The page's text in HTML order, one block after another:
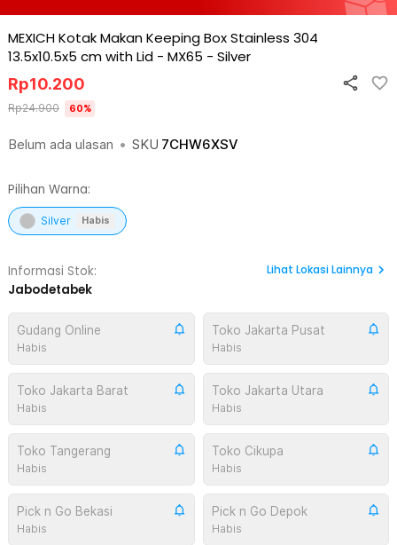
MEXICH Kotak Makan Keeping Box Stainless 304
13.5x10.5x5 cm with Lid - MX65 - Silver
Belum ada ulasan • SKU 7CHW6XSV
Rp10.200
Rp24.900 60%
Pilihan Warna:
Silver Habis
Informasi Stok:
Jabodetabek
Lihat Lokasi Lainnya
Gudang Online
Habis
Toko Jakarta Pusat
Habis
Toko Jakarta Barat
Habis
Toko Jakarta Utara
Habis
Toko Tangerang
Habis
Toko Cikupa
Habis
Pick n Go Bekasi
Habis
Pick n Go Depok
Habis